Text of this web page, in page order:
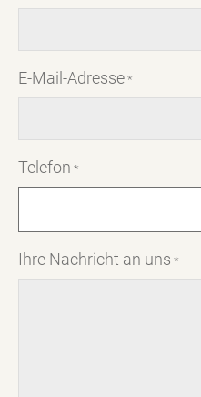
E-Mail-Adresse *
Telefon *
Ihre Nachricht an uns *